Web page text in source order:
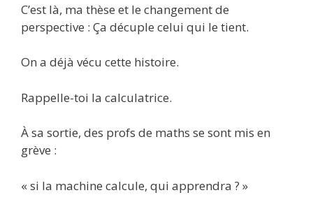
C’est là, ma thèse et le changement de
perspective : Ça décuple celui qui le tient.
On a déjà vécu cette histoire.
Rappelle-toi la calculatrice.
À sa sortie, des profs de maths se sont mis en
grève :
« si la machine calcule, qui apprendra ? »